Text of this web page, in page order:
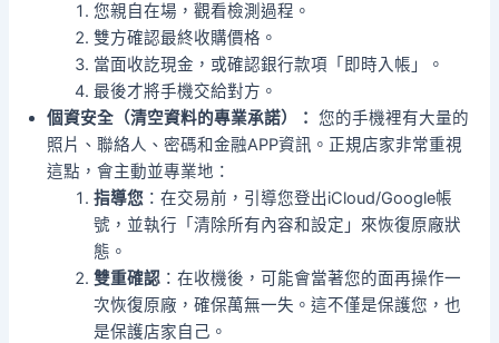
您親自在場，觀看檢測過程。
雙方確認最終收購價格。
當面收訖現金，或確認銀行款項「即時入帳」。
最後才將手機交給對方。
個資安全（清空資料的專業承諾）： 您的手機裡有大量的
照片、聯絡人、密碼和金融APP資訊。正規店家非常重視
這點，會主動並專業地：
指導您 ：在交易前，引導您登出iCloud/Google帳
號，並執行「清除所有內容和設定」來恢復原廠狀
態。
雙重確認 ：在收機後，可能會當著您的面再操作一
次恢復原廠，確保萬無一失。這不僅是保護您，也
是保護店家自己。